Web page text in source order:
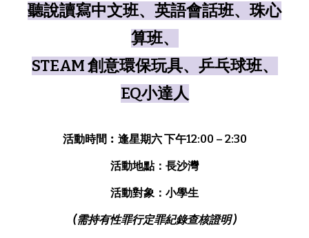
聽說讀寫中文班、英語會話班、珠心
算班、
STEAM 創意環保玩具、 乒乓球班、
EQ小達人
活動時間︰逢星期六 下午12:00 – 2:30
活動地點：長沙灣
活動對象：小學生
(需持有性罪行定罪紀錄查核證明 )